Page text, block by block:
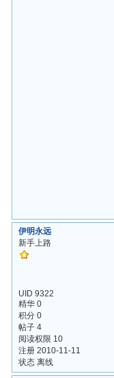
伊明永远
新手上路
UID 9322
精华 0
积分 0
帖子 4
阅读权限 10
注册 2010-11-11
状态 离线